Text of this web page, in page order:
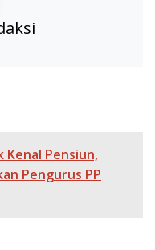
Kenal Pensiun,
Pengurus PP